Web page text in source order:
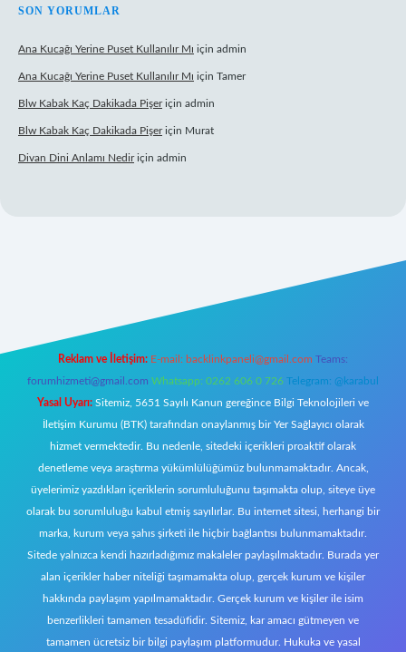
SON YORUMLAR
Ana Kucağı Yerine Puset Kullanılır Mı için admin
Ana Kucağı Yerine Puset Kullanılır Mı için Tamer
Blw Kabak Kaç Dakikada Pişeriçin admin
Blw Kabak Kaç Dakikada Pişeriçin Murat
Divan Dini Anlamı Nediriçin admin
Reklam ve İletişim: E-mail: backlinkpaneli@gmail.com Teams:
forumhizmeti@gmail.com Whatsapp: 0262 606 0 726 Telegram: @karabul
Yasal Uyarı: Sitemiz, 5651 Sayılı Kanun gereğince Bilgi Teknolojileri ve
İletişim Kurumu (BTK) tarafından onaylanmış bir Yer Sağlayıcı olarak
hizmet vermektedir. Bu nedenle, sitedeki içerikleri proaktif olarak
denetleme veya araştırma yükümlülüğümüz bulunmamaktadır. Ancak,
üyelerimiz yazdıkları içeriklerin sorumluluğunu taşımakta olup, siteye üye
olarak bu sorumluluğu kabul etmiş sayılırlar. Bu internet sitesi, herhangi bir
marka, kurum veya şahıs şirketi ile hiçbir bağlantısı bulunmamaktadır.
Sitede yalnızca kendi hazırladığımız makaleler paylaşılmaktadır. Burada yer
alan içerikler haber niteliği taşımamakta olup, gerçek kurum ve kişiler
hakkında paylaşım yapılmamaktadır. Gerçek kurum ve kişiler ile isim
benzerlikleri tamamen tesadüfidir. Sitemiz, kar amacı gütmeyen ve
tamamen ücretsiz bir bilgi paylaşım platformudur. Hukuka ve yasal